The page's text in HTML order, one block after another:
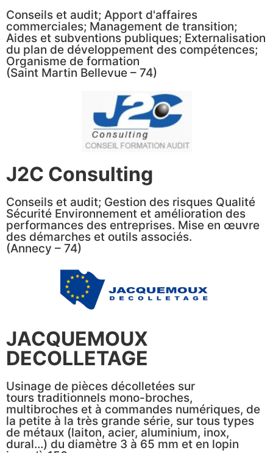
Conseils et audit; Apport d'affaires
commerciales; Management de transition;
Aides et subventions publiques; Externalisation
du plan de développement des compétences;
Organisme de formation
(Saint Martin Bellevue – 74)
J2C Consulting
Conseils et audit; Gestion des risques Qualité
Sécurité Environnement et amélioration des
performances des entreprises. Mise en œuvre
des démarches et outils associés.
(Annecy – 74)
JACQUEMOUX
DECOLLETAGE
Usinage de pièces décolletées sur
tours traditionnels mono-broches,
multibroches et à commandes numériques, de
la petite à la très grande série, sur tous types
de métaux (laiton, acier, aluminium, inox,
dural…) du diamètre 3 à 65 mm et en lopin